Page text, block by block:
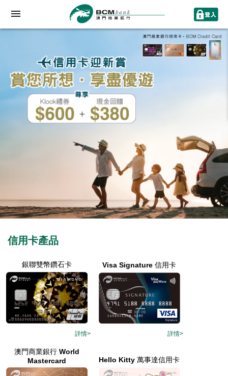
信用卡產品
銀聯雙幣鑽石卡
詳情>
Visa Signature 信用卡
詳情>
澳門商業銀行 World
Mastercard
Hello Kitty 萬事達信用卡